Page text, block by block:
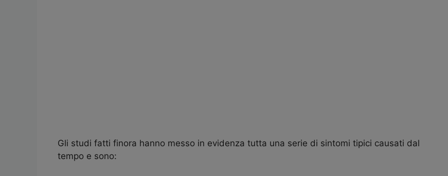
Gli studi fatti finora hanno messo in evidenza tutta una serie di sintomi tipici causati dal
tempo e sono: